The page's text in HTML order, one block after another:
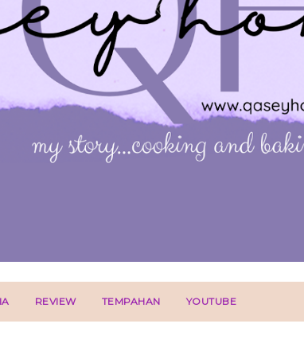
REVIEW TEMPAHAN YOUTUBE